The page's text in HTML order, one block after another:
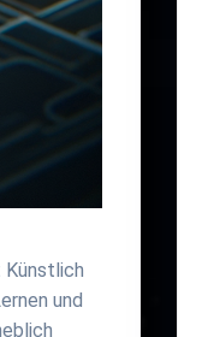
Künstlich
und